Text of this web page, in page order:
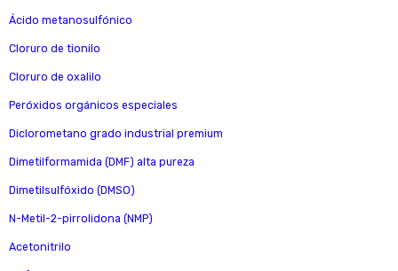
Ácido metanosulfónico
Cloruro de tionilo
Cloruro de oxalilo
Peróxidos orgánicos especiales
Diclorometano grado industrial premium
Dimetilformamida (DMF) alta pureza
Dimetilsulfóxido (DMSO)
N-Metil-2-pirrolidona (NMP)
Acetonitrilo